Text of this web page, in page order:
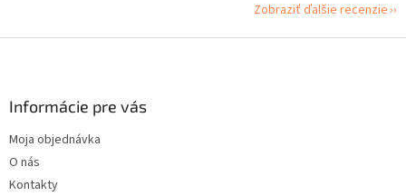
Zobraziť ďalšie recenzie
Informácie pre vás
Moja objednávka
O nás
Kontakty